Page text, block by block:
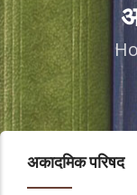
अकादमिक परिषद